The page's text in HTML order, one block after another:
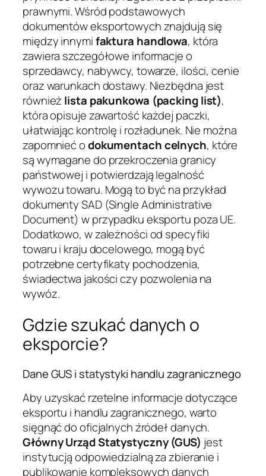
prawnymi. Wśród podstawowych
dokumentów eksportowych znajdują się
między innymifaktura handlowa, która
zawiera szczegółowe informacje o
sprzedawcy, nabywcy, towarze, ilości, cenie
oraz warunkach dostawy. Niezbędna jest
również lista pakunkowa (packing list),
która opisuje zawartość każdej paczki,
ułatwiając kontrolę i rozładunek. Nie można
zapomnieć odokumentach celnych, które
są wymagane do przekroczenia granicy
państwowej i potwierdzają legalność
wywozu towaru. Mogą to być na przykład
dokumenty SAD (Single Administrative
Document) w przypadku eksportu poza UE.
Dodatkowo, w zależności od specyfiki
towaru i kraju docelowego, mogą być
potrzebne certyfikaty pochodzenia,
świadectwa jakości czy pozwolenia na
wywóz.
Gdzie szukać danych o
eksporcie?
Dane GUS i statystyki handlu zagranicznego
Aby uzyskać rzetelne informacje dotyczące
eksportu i handlu zagranicznego, warto
sięgnąć do oficjalnych źródeł danych.
Główny Urząd Statystyczny (GUS) jest
instytucją odpowiedzialną za zbieranie i
publikowanie kompleksowych danych